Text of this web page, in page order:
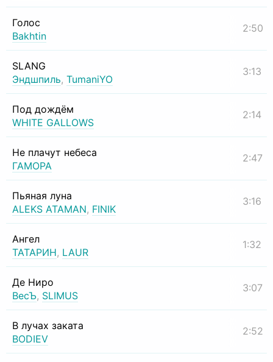
Голос
Bakhtin
2:50
SLANG
Эндшпиль, TumaniYO
3:13
Под дождём
WHITE GALLOWS
2:14
Не плачут небеса
ГАМОРА
2:47
Пьяная луна
ALEKS ATAMAN, FINIK
3:16
Ангел
ТАТАРИН, LAUR
1:32
Де Ниро
ВесЪ, SLIMUS
3:07
В лучах заката
BODIEV
2:52